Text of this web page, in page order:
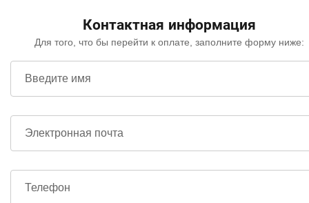
Контактная информация
Для того, что бы перейти к оплате, заполните форму ниже:
Введите имя
Электронная почта
Телефон